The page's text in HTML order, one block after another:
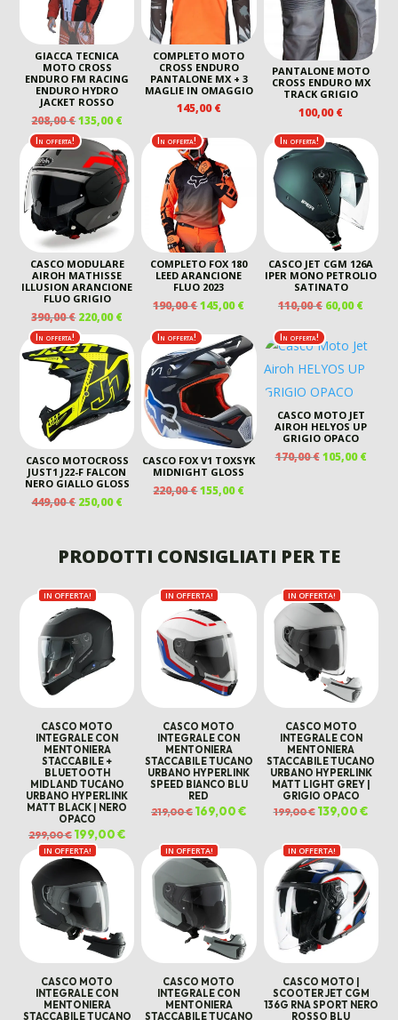
GIACCA TECNICA
MOTO CROSS
ENDURO FM RACING
ENDURO HYDRO
JACKET ROSSO
208,00€IL
PREZZO
ORIGINALE
ERA:
208,00 €.
135,00€IL
PREZZO
ATTUALE
È:
135,00 €.
COMPLETO MOTO
CROSS ENDURO
PANTALONE MX + 3
MAGLIE IN OMAGGIO
145,00€
PANTALONE MOTO
CROSS ENDURO MX
TRACK GRIGIO
100,00€
In offerta!
CASCO MODULARE
AIROH MATHISSE
ILLUSION ARANCIONE
FLUO GRIGIO
390,00€ IL
PREZZO
ORIGINALE
ERA:
390,00 €.
220,00€IL
PREZZO
ATTUALE
È:
220,00 €.
In offerta!
COMPLETO FOX 180
LEED ARANCIONE
FLUO 2023
190,00€IL
ORIGINALE
ERA:
190,00 €.
145,00€IL
ATTUALE
È:
145,00 €.
In offerta!
CASCO JET CGM 126A
IPER MONO PETROLIO
SATINATO
110,00€ IL
ORIGINALE
ERA:
110,00 €.
60,00€IL
È:
60,00
In offerta!
CASCO MOTOCROSS
JUST1 J22-F FALCON
NERO GIALLO GLOSS
449,00€ IL
ERA:
449,00 €.
250,00€IL
È:
250,00 €.
In offerta!
CASCO FOX V1 TOXSYK
MIDNIGHT GLOSS
220,00€IL
220,00 €.
155,00€IL
155,00 €.
In offerta!
CASCO MOTO JET
AIROH HELYOS UP
GRIGIO OPACO
170,00€ IL
105,00€IL
PRODOTTI CONSIGLIATI PER TE
IN OFFERTA!
CASCO MOTO
INTEGRALE CON
MENTONIERA
STACCABILE +
BLUETOOTH
MIDLAND TUCANO
URBANO HYPERLINK
MATT BLACK | NERO
OPACO
299,00€ Il
prezzo
originale
era:
299,00 €.
199,00€Il
prezzo
attuale
è:
199,00 €.
IN OFFERTA!
CASCO MOTO
INTEGRALE CON
MENTONIERA
STACCABILE TUCANO
URBANO HYPERLINK
SPEED BIANCO BLU
RED
219,00€ Il
prezzo
219,00 €.
169,00€Il
prezzo
169,00 €.
IN OFFERTA!
CASCO MOTO
INTEGRALE CON
MENTONIERA
STACCABILE TUCANO
URBANO HYPERLINK
MATT LIGHT GREY |
GRIGIO OPACO
199,00€ Il
prezzo
199,00 €.
139,00€Il
IN OFFERTA!
CASCO MOTO
INTEGRALE CON
MENTONIERA
STACCABILE TUCANO
IN OFFERTA!
CASCO MOTO
INTEGRALE CON
MENTONIERA
STACCABILE TUCANO
IN OFFERTA!
CASCO MOTO |
SCOOTER JET CGM
136G RNA SPORT NERO
ROSSO BLU